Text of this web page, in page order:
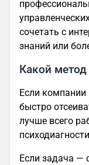
сочетать с
знаний или
Какой
Если
быстро
лучше всего
Если задача —